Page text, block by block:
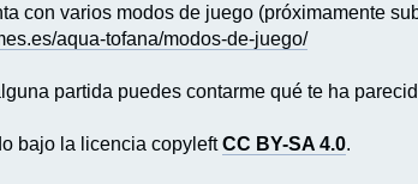
con varios modos de juego (próximamente
aqua-tofana/modos-de-juego/
partida puedes contarme qué te ha
bajo la licencia copyleftCC BY-SA 4.0.